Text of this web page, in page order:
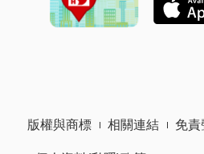
版權與商標 相關連結 免責